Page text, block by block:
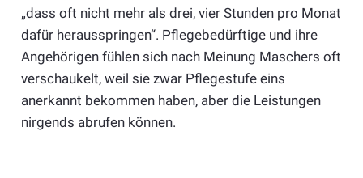
„dass oft nicht mehr als drei, vier Stunden pro Monat
dafür herausspringen“. Pflegebedürftige und ihre
Angehörigen fühlen sich nach Meinung Maschers oft
verschaukelt, weil sie zwar Pflegestufe eins
anerkannt bekommen haben, aber die Leistungen
nirgends abrufen können.